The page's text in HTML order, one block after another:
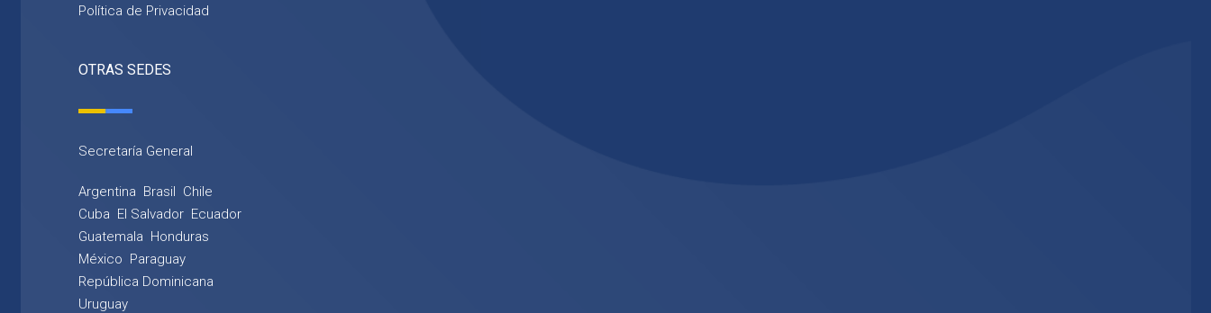
Política de Privacidad
OTRAS SEDES
Secretaría General
Argentina Brasil Chile
Cuba El Salvador Ecuador
Guatemala Honduras
México Paraguay
República Dominicana
Uruguay